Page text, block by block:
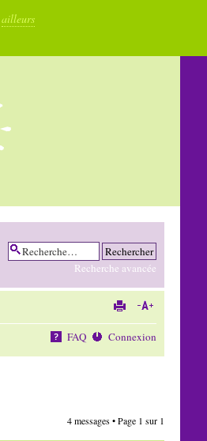
ailleurs
Recherche avancée
FAQ Connexion
4 messages • Page 1 sur 1